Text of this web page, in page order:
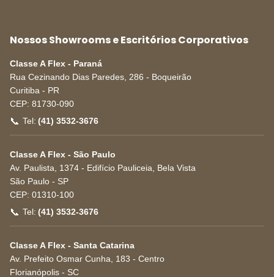
Nossos Showrooms e Escritórios Corporativos
Classe A Flex - Paraná
Rua Cezinando Dias Paredes, 286 - Boqueirão
Curitiba - PR
CEP: 81730-090
📞 Tel: (41) 3532-3676
Classe A Flex - São Paulo
Av. Paulista, 1374 - Edifício Pauliceia, Bela Vista
São Paulo - SP
CEP: 01310-100
📞 Tel: (41) 3532-3676
Classe A Flex - Santa Catarina
Av. Prefeito Osmar Cunha, 183 - Centro
Florianópolis - SC